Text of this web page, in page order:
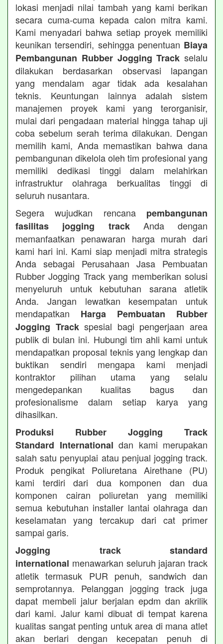
lokasi menjadi nilai tambah yang kami berikan
secara cuma-cuma kepada calon mitra kami.
Kami menyadari bahwa setiap proyek memiliki
keunikan tersendiri, sehingga penentuan Biaya
Pembangunan Rubber Jogging Track selalu
dilakukan berdasarkan observasi lapangan
yang mendalam agar tidak ada kesalahan
teknis. Keuntungan lainnya adalah sistem
manajemen proyek kami yang terorganisir,
mulai dari pengadaan material hingga tahap uji
coba sebelum serah terima dilakukan. Dengan
memilih kami, Anda memastikan bahwa dana
pembangunan dikelola oleh tim profesional yang
memiliki dedikasi tinggi dalam melahirkan
infrastruktur olahraga berkualitas tinggi di
seluruh nusantara.
Segera wujudkan rencana pembangunan
fasilitas jogging trackAnda dengan
memanfaatkan penawaran harga murah dari
kami hari ini. Kami siap menjadi mitra strategis
Anda sebagai Perusahaan Jasa Pembuatan
Rubber Jogging Track yang memberikan solusi
menyeluruh untuk kebutuhan sarana atletik
Anda. Jangan lewatkan kesempatan untuk
mendapatkan Harga Pembuatan Rubber
Jogging Trackspesial bagi pengerjaan area
publik di bulan ini. Hubungi tim ahli kami untuk
mendapatkan proposal teknis yang lengkap dan
buktikan sendiri mengapa kami menjadi
kontraktor pilihan utama yang selalu
mengedepankan kualitas bagus dan
profesionalisme dalam setiap karya yang
dihasilkan.
Produksi Rubber Jogging Track
Standard International dan kami merupakan
salah satu penyuplai atau penjual jogging track.
Produk pengikat Poliuretana Airethane (PU)
kami terdiri dari dua komponen dan dua
komponen cairan poliuretan yang memiliki
semua kebutuhan installer lantai olahraga dan
keselamatan yang tercakup dari cat primer
sampai garis.
Jogging track standard
international menawarkan seluruh jajaran track
atletik termasuk PUR penuh, sandwich dan
semprotannya. Pelanggan jogging track juga
dapat membeli jalur berjalan epdm dan akrilik
dari kami. Jalur kami dibuat di tempat karena
kualitas sangat penting untuk area di mana atlet
akan berlari dengan kecepatan penuh di